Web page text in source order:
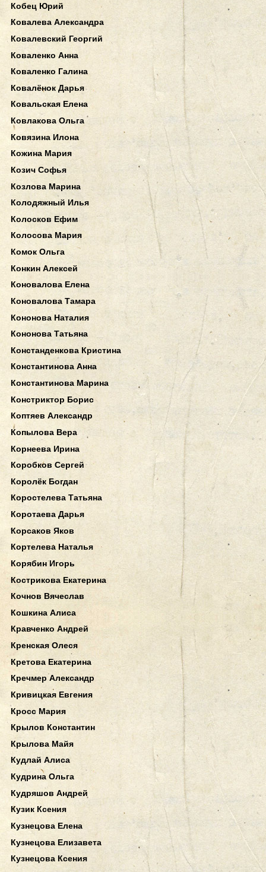
Кобец Юрий
Ковалева Александра
Ковалевский Георгий
Коваленко Анна
Коваленко Галина
Ковалёнок Дарья
Ковальская Елена
Ковлакова Ольга
Ковязина Илона
Кожина Мария
Козич Софья
Козлова Марина
Колодяжный Илья
Колосков Ефим
Колосова Мария
Комок Ольга
Конкин Алексей
Коновалова Елена
Коновалова Тамара
Кононова Наталия
Кононова Татьяна
Констанденкова Кристина
Константинова Анна
Константинова Марина
Констриктор Борис
Коптяев Александр
Копылова Вера
Корнеева Ирина
Коробков Сергей
Королёк Богдан
Коростелева Татьяна
Коротаева Дарья
Корсаков Яков
Кортелева Наталья
Корябин Игорь
Кострикова Екатерина
Кочнов Вячеслав
Кошкина Алиса
Кравченко Андрей
Кренская Олеся
Кретова Екатерина
Кречмер Александр
Кривицкая Евгения
Кросс Мария
Крылов Константин
Крылова Майя
Кудлай Алиса
Кудрина Ольга
Кудряшов Андрей
Кузик Ксения
Кузнецова Елена
Кузнецова Елизавета
Кузнецова Ксения